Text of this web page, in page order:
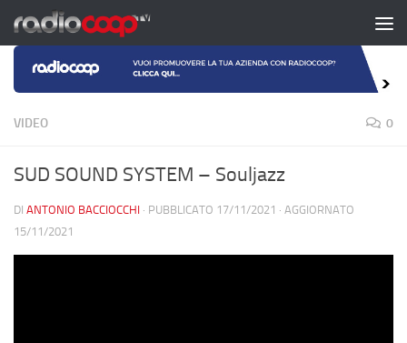
Salta al contenuto
VIDEO 0
SUD SOUND SYSTEM – Souljazz
DI ANTONIO BACCIOCCHI · PUBBLICATO 17/11/2021 · AGGIORNATO
15/11/2021